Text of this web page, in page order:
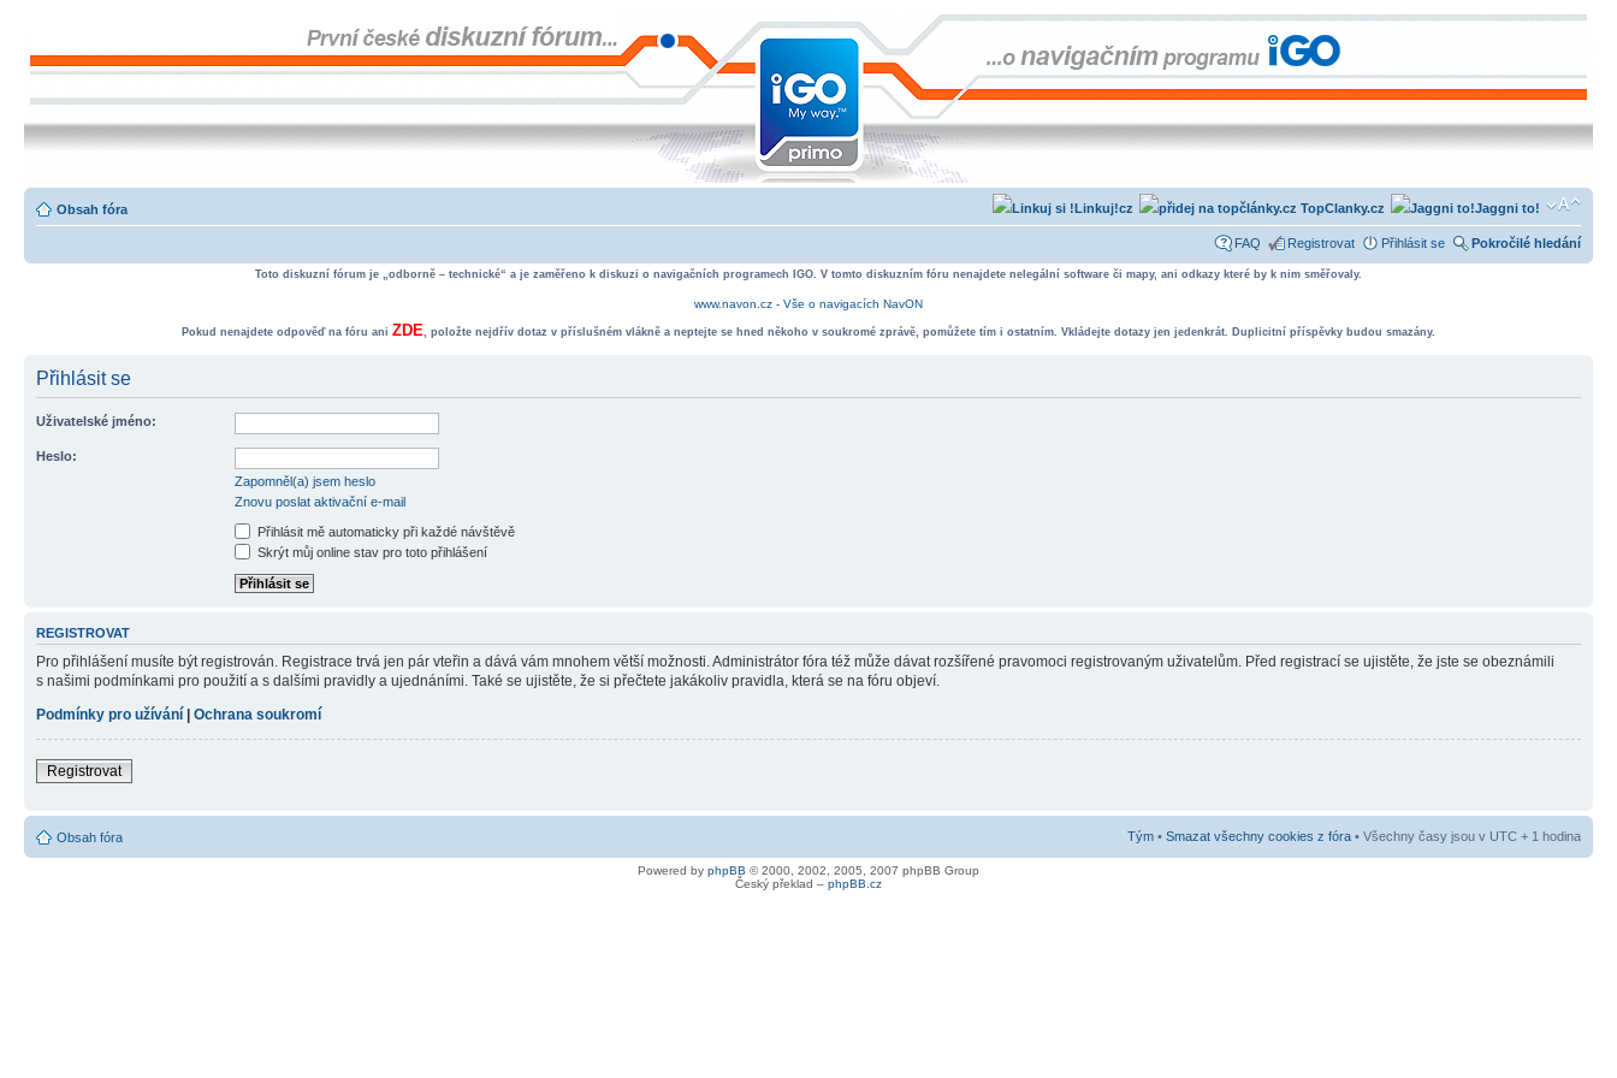
Obsah fóra Jaggni to!
TopClanky.cz
Linkuj!cz
FAQ Registrovat Přihlásit se Pokročilé hledání
Toto diskuzní fórum je „odborně – technické“ a je zaměřeno k diskuzi o navigačních programech IGO. V tomto diskuzním fóru nenajdete nelegální software či mapy, ani odkazy které by k nim směřovaly.
www.navon.cz - Vše o navigacích NavON
Pokud nenajdete odpověď na fóru ani ZDE, položte nejdřív dotaz v příslušném vlákně a neptejte se hned někoho v soukromé zprávě, pomůžete tím i ostatním. Vkládejte dotazy jen jedenkrát. Duplicitní příspěvky budou smazány.
Přihlásit se
Uživatelské jméno:
Heslo:
Zapomněl(a) jsem heslo
Znovu poslat aktivační e-mail
Přihlásit mě automaticky při každé návštěvě
Skrýt můj online stav pro toto přihlášení
REGISTROVAT
Pro přihlášení musíte být registrován. Registrace trvá jen pár vteřin a dává vám mnohem větší možnosti. Administrátor fóra též může dávat rozšířené pravomoci registrovaným uživatelům. Před registrací se ujistěte, že jste se obeznámili
s našimi podmínkami pro použití a s dalšími pravidly a ujednáními. Také se ujistěte, že si přečtete jakákoliv pravidla, která se na fóru objeví.
Podmínky pro užívání | Ochrana soukromí
Registrovat
Obsah fóra Tým • Smazat všechny cookies z fóra • Všechny časy jsou v UTC + 1 hodina
Powered by phpBB © 2000, 2002, 2005, 2007 phpBB Group
Český překlad – phpBB.cz